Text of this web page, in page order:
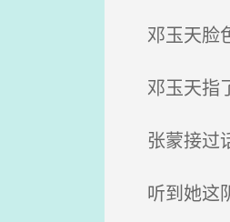
邓玉天脸
邓玉天指
张蒙接过
听到她这